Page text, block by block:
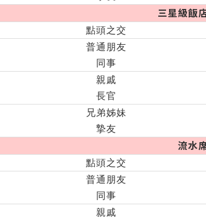
三星級飯
點頭之交
普通朋友
同事
親戚
長官
兄弟姊妹
摯友
流水
點頭之交
普通朋友
同事
親戚